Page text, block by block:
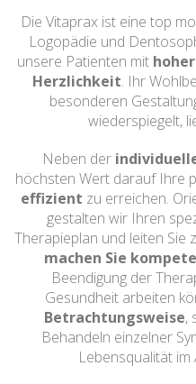
Die Vitaprax ist eine top
Logopädie und
unsere Patienten mit
Herzlichkeit. Ihr
besonderen
wiederspiegelt,
Neben der
höchsten Wert darauf Ihre
effizient zu erreichen.
gestalten wir Ihren
Therapieplan und leiten Sie
machen Sie
Beendigung der
Gesundheit arbeiten
Betrachtungsweise,
Behandeln einzelner
Lebensqualität im